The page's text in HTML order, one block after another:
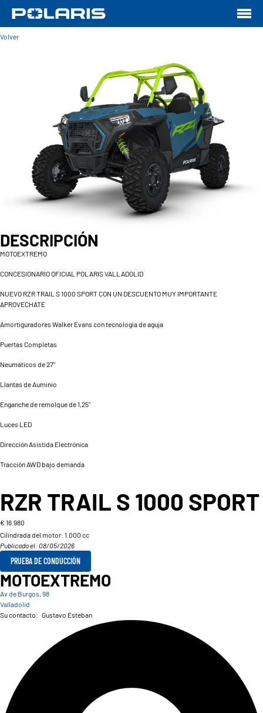
Volver
DESCRIPCIÓN
MOTOEXTREMO
CONCESIONARIO OFICIAL POLARIS VALLADOLID
NUEVO RZR TRAIL S 1000 SPORT CON UN DESCUENTO MUY IMPORTANTE
APROVECHATE
Amortiguradores Walker Evans con tecnología de aguja
Puertas Completas
Neumáticos de 27"
Llantas de Auminio
Enganche de remolque de 1,25"
Luces LED
Dirección Asistida Electrónica
Tracción AWD bajo demanda
RZR TRAIL S 1000 SPORT
€ 16.980
Cilindrada del motor: 1.000 cc
Publicado el: 08/05/2026
PRUEBA DE CONDUCCIÓN
MOTOEXTREMO
Av de Burgos, 98
Valladolid
Su contacto: Gustavo Esteban